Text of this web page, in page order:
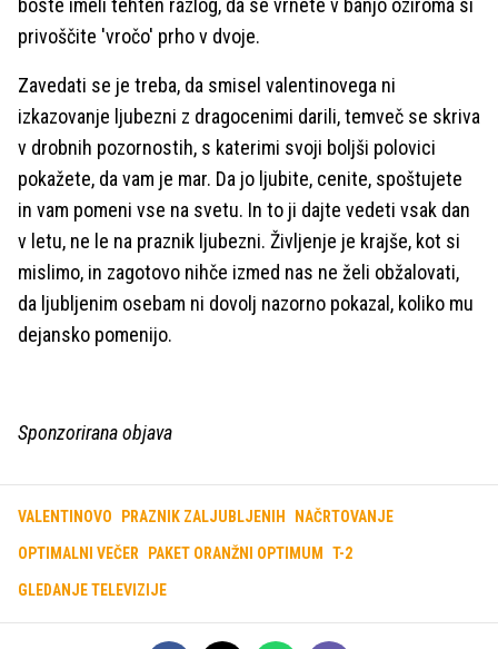
privoščite 'vročo' prho v dvoje.
Zavedati se je treba, da smisel valentinovega ni
izkazovanje ljubezni z dragocenimi darili, temveč se skriva
v drobnih pozornostih, s katerimi svoji boljši polovici
pokažete, da vam je mar. Da jo ljubite, cenite, spoštujete
in vam pomeni vse na svetu. In to ji dajte vedeti vsak dan
v letu, ne le na praznik ljubezni. Življenje je krajše, kot si
mislimo, in zagotovo nihče izmed nas ne želi obžalovati,
da ljubljenim osebam ni dovolj nazorno pokazal, koliko mu
dejansko pomenijo.
Sponzorirana objava
VALENTINOVO PRAZNIK ZALJUBLJENIH NAČRTOVANJE
OPTIMALNI VEČER PAKET ORANŽNI OPTIMUM T-2
GLEDANJE TELEVIZIJE